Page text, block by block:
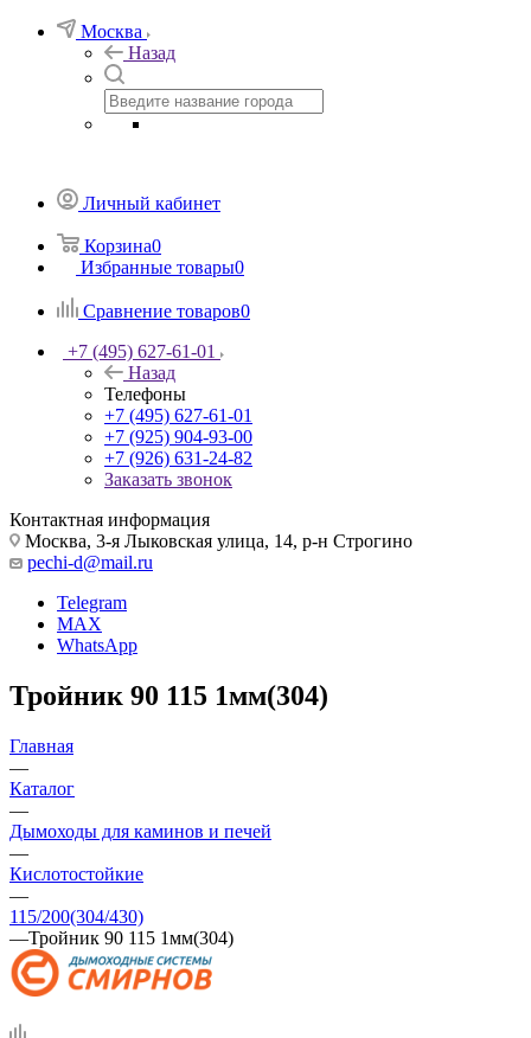
Москва
Назад
Личный кабинет
Корзина0
Избранные товары0
Сравнение товаров0
+7 (495) 627-61-01
Назад
Телефоны
+7 (495) 627-61-01
+7 (925) 904-93-00
+7 (926) 631-24-82
Заказать звонок
Контактная информация
Москва, 3-я Лыковская улица, 14, р-н Строгино
pechi-d@mail.ru
Telegram
MAX
WhatsApp
Тройник 90 115 1мм(304)
Главная
—
Каталог
—
Дымоходы для каминов и печей
—
Кислотостойкие
—
115/200(304/430)
—Тройник 90 115 1мм(304)